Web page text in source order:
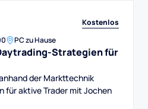
Kostenlos
PC zu Hause
Strategien für
der Markttechnik
aktive Trader mit Jochen